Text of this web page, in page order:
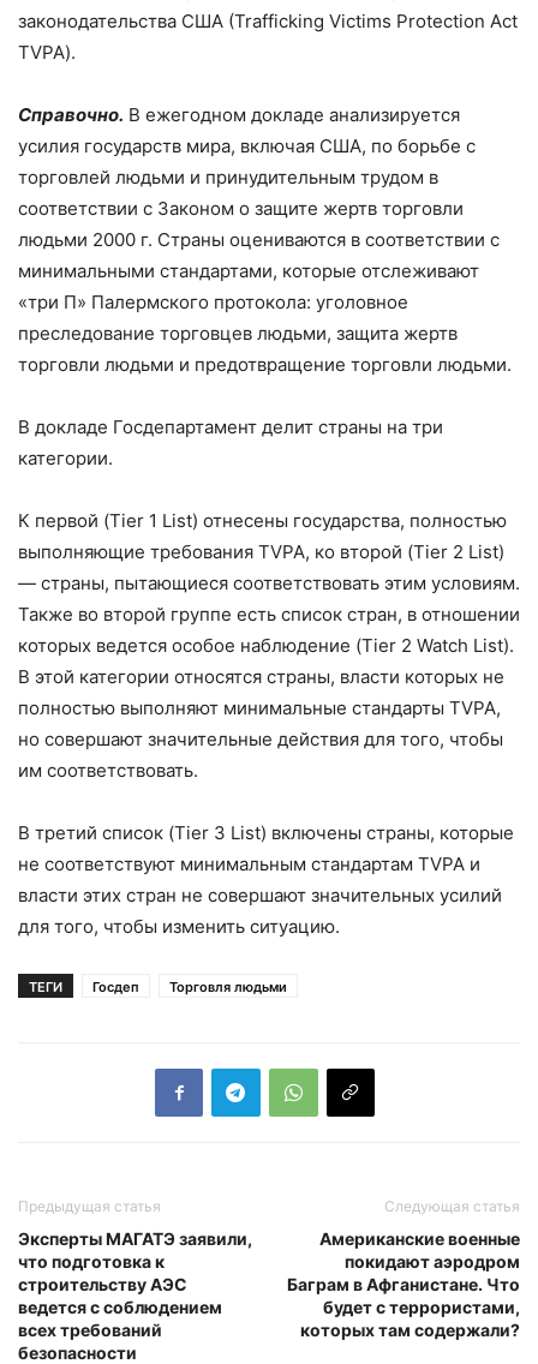
законодательства США (Trafficking Victims Protection Act
TVPA).
Справочно. В ежегодном докладе анализируется
усилия государств мира, включая США, по борьбе с
торговлей людьми и принудительным трудом в
соответствии с Законом о защите жертв торговли
людьми 2000 г. Страны оцениваются в соответствии с
минимальными стандартами, которые отслеживают
«три П» Палермского протокола: уголовное
преследование торговцев людьми, защита жертв
торговли людьми и предотвращение торговли людьми.
В докладе Госдепартамент делит страны на три
категории.
К первой (Tier 1 List) отнесены государства, полностью
выполняющие требования TVPA, ко второй (Tier 2 List)
— страны, пытающиеся соответствовать этим условиям.
Также во второй группе есть список стран, в отношении
которых ведется особое наблюдение (Tier 2 Watch List).
В этой категории относятся страны, власти которых не
полностью выполняют минимальные стандарты TVPA,
но совершают значительные действия для того, чтобы
им соответствовать.
В третий список (Tier 3 List) включены страны, которые
не соответствуют минимальным стандартам TVPA и
власти этих стран не совершают значительных усилий
для того, чтобы изменить ситуацию.
ТЕГИ Госдеп Торговля людьми
Предыдущая статья
Эксперты МАГАТЭ заявили,
что подготовка к
строительству АЭС
ведется с соблюдением
всех требований
безопасности
Следующая статья
Американские военные
покидают аэродром
Баграм в Афганистане. Что
будет с террористами,
которых там содержали?